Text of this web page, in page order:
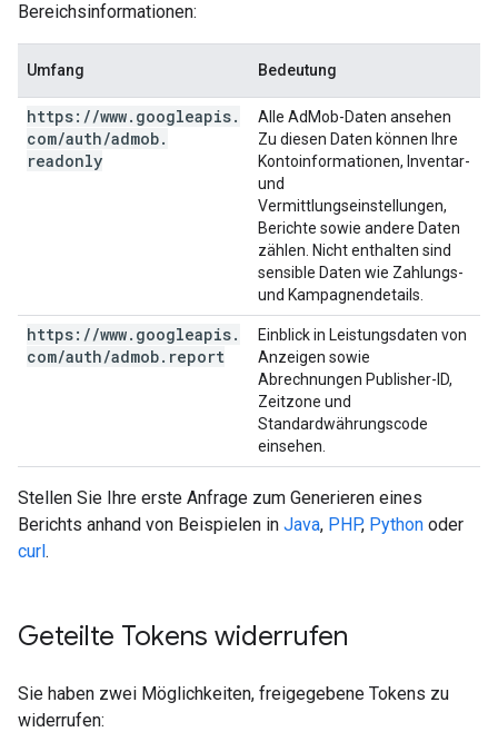
Bereichsinformationen:
Umfang Bedeutung
https: //www. googleapis.
com/auth/admob.
readonly
Alle AdMob-Daten ansehen
Zu diesen Daten können Ihre
Kontoinformationen, Inventar-
und
Vermittlungseinstellungen,
Berichte sowie andere Daten
zählen. Nicht enthalten sind
sensible Daten wie Zahlungs-
und Kampagnendetails.
https: //www. googleapis.
com/auth/admob. report
Einblick in Leistungsdaten von
Anzeigen sowie
Abrechnungen Publisher-ID,
Zeitzone und
Standardwährungscode
einsehen.
Stellen Sie Ihre erste Anfrage zum Generieren eines
Berichts anhand von Beispielen in Java, PHP, Python oder
curl.
Geteilte Tokens widerrufen
Sie haben zwei Möglichkeiten, freigegebene Tokens zu
widerrufen: